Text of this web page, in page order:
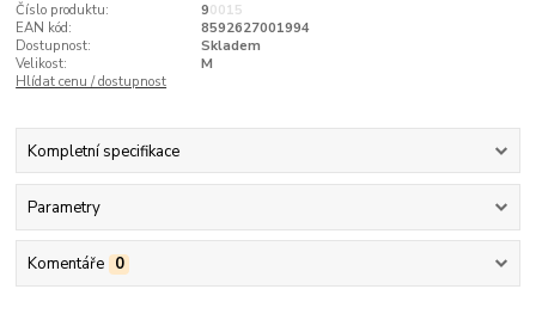
Číslo produktu:
90015
EAN kód:
8592627001994
Dostupnost:
Skladem
Velikost:
M
Hlídat cenu / dostupnost
Kompletní specifikace
Parametry
Komentáře 0